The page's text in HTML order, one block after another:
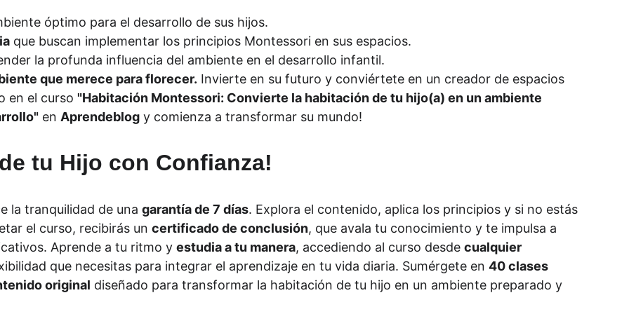
óptimo para el desarrollo de sus hijos.
que buscan implementar los principios Montessori en sus espacios.
la profunda influencia del ambiente en el desarrollo infantil.
que merece para florecer. Invierte en su futuro y conviértete en un creador de espacios
en el curso "Habitación Montessori: Convierte la habitación de tu hijo(a) en un ambiente
en Aprendeblog y comienza a transformar su mundo!
tu Hijo con Confianza!
la tranquilidad de una garantía de 7 días. Explora el contenido, aplica los principios y si no estás
el curso, recibirás un certificado de conclusión, que avala tu conocimiento y te impulsa a
Aprende a tu ritmo y estudia a tu manera, accediendo al curso desde cualquier
que necesitas para integrar el aprendizaje en tu vida diaria. Sumérgete en 40 clases
original diseñado para transformar la habitación de tu hijo en un ambiente preparado y